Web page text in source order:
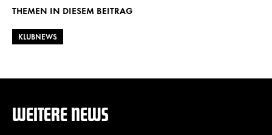
THEMEN IN DIESEM BEITRAG
KLUBNEWS
WEITERE NEWS